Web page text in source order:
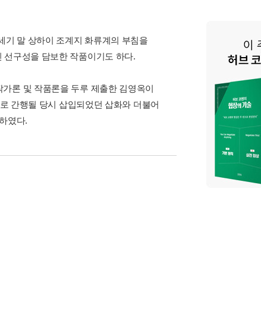
기 말 상하이 조계지 화류계의 부침을
구성을 담보한 작품이기도 하다.
론 및 작품론을 두루 제출한 김영옥이
간행될 당시 삽입되었던 삽화와 더불어
였다.